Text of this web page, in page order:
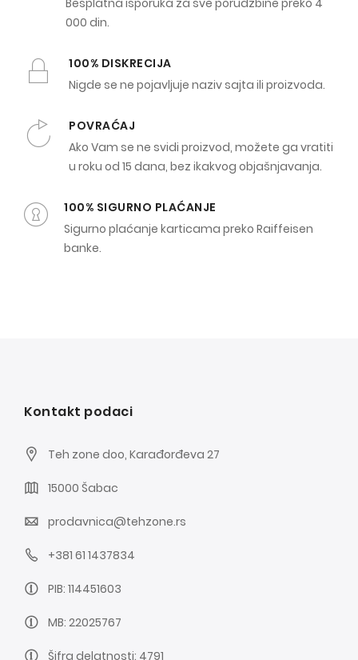
Besplatna isporuka za sve porudžbine preko 4
000 din.
100% DISKRECIJA
Nigde se ne pojavljuje naziv sajta ili proizvoda.
POVRAĆAJ
Ako Vam se ne svidi proizvod, možete ga vratiti
u roku od 15 dana, bez ikakvog objašnjavanja.
100% SIGURNO PLAĆANJE
Sigurno plaćanje karticama preko Raiffeisen
banke.
Kontakt podaci
Teh zone doo, Karađorđeva 27
15000 Šabac
prodavnica@tehzone.rs
+381 61 1437834
PIB: 114451603
MB: 22025767
Šifra delatnosti: 4791